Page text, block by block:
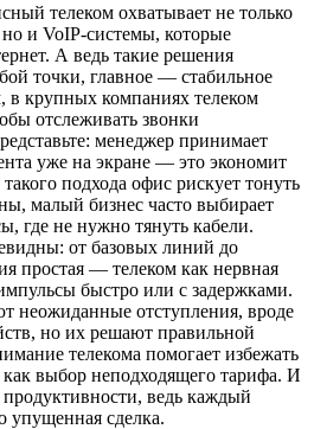
телеком охватывает не только
и VoIP-системы, которые
А ведь такие решения
точки, главное — стабильное
крупных компаниях телеком
отслеживать звонки
менеджер принимает
уже на экране — это экономит
подхода офис рискует тонуть
малый бизнес часто выбирает
где не нужно тянуть кабели.
от базовых линий до
простая — телеком как нервная
быстро или с задержками.
неожиданные отступления, вроде
но их решают правильной
телекома помогает избежать
выбор неподходящего тарифа. И
ведь каждый
упущенная сделка.